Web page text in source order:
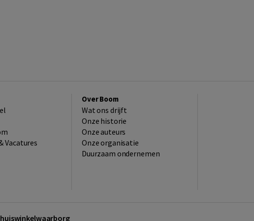
Vacatures
Over Boom
Wat ons drijft
Onze historie
Onze auteurs
Onze organisatie
Duurzaam ondernemen